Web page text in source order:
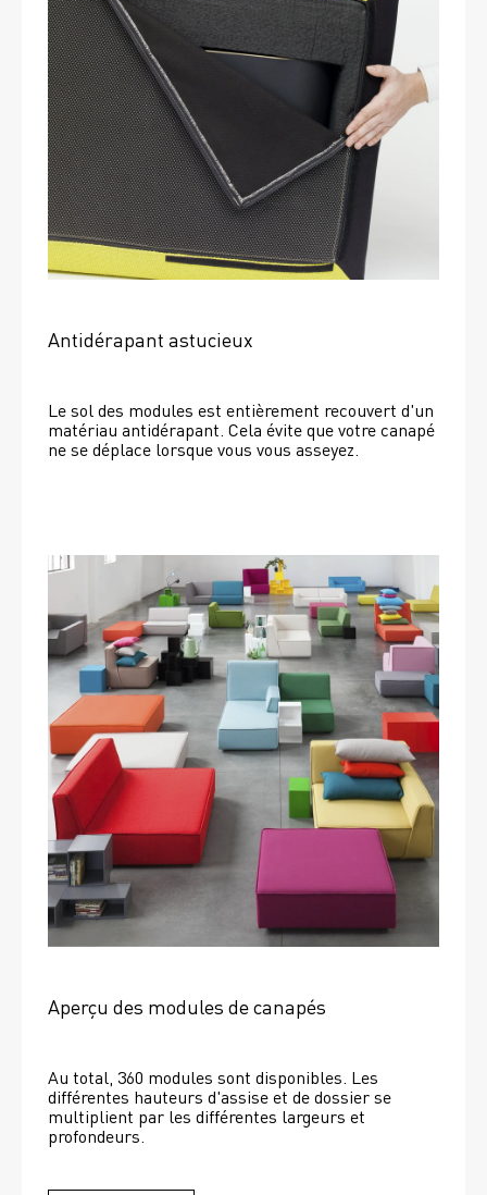
Antidérapant astucieux
Le sol des modules est entièrement recouvert d'un
matériau antidérapant. Cela évite que votre canapé
ne se déplace lorsque vous vous asseyez.
Aperçu des modules de canapés
Au total, 360 modules sont disponibles. Les
différentes hauteurs d'assise et de dossier se
multiplient par les différentes largeurs et
profondeurs.